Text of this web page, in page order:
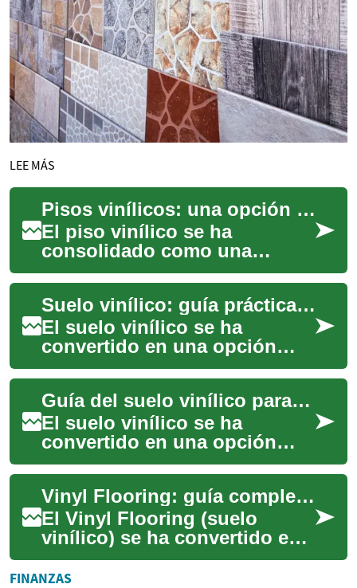
LEE MÁS
Pisos vinílicos: una opción versátil para renovar tu hogar con estilo y practicidad
El piso vinílico se ha
consolidado como una
alternativa popular para
viviendas y espacios
comerciales por su
combinac...
Suelo vinílico: guía práctica para elegir e instalar
El suelo vinílico se ha
convertido en una opción
popular para viviendas y
proyectos comerciales por su
durabilidad, e...
Guía del suelo vinílico para tu decoración del hogar
El suelo vinílico se ha
convertido en una opción
práctica y estética para
muchos hogares por su
durabilidad, variedad...
Vinyl Flooring: guía completa de suelos vinílicos
El Vinyl Flooring (suelo
vinílico) se ha convertido en
una opción popular por su
resistencia, variedad estética
FINANZAS